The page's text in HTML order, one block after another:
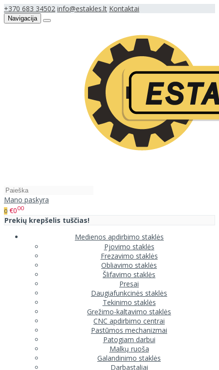
+370 683 34502 info@estakles.lt Kontaktai
Navigacija
Mano paskyra
0 €000
Prekių krepšelis tuščias!
Medienos apdirbimo staklės
Pjovimo staklės
Frezavimo staklės
Obliavimo staklės
Šlifavimo staklės
Presai
Daugiafunkcinės staklės
Tekinimo staklės
Gręžimo-kaltavimo staklės
CNC apdirbimo centrai
Pastūmos mechanizmai
Patogiam darbui
Malkų ruoša
Galandinimo staklės
Darbastaliai